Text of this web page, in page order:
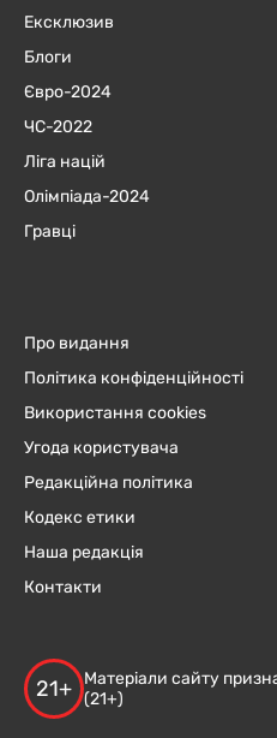
Ексклюзив
Блоги
Євро-2024
ЧC-2022
Ліга націй
Олімпіада-2024
Гравці
Про видання
Політика конфіденційності
Використання cookies
Угода користувача
Редакційна політика
Кодекс етики
Наша редакція
Контакти
21+
Матеріали сайту
(21+)